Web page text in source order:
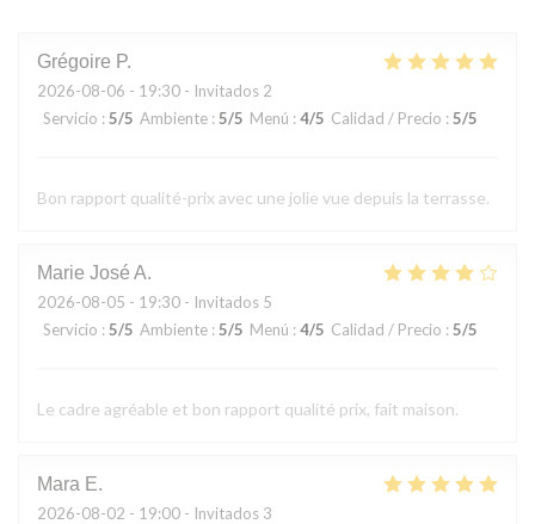
Grégoire P
2026-08-06 - 19:30 - Invitados 2
Servicio : 5/5 Ambiente : 5/5 Menú : 4/5 Calidad / Precio : 5/5
Bon rapport qualité-prix avec une jolie vue depuis la terrasse.
Marie José A
2026-08-05 - 19:30 - Invitados 5
Servicio : 5/5 Ambiente : 5/5 Menú : 4/5 Calidad / Precio : 5/5
Le cadre agréable et bon rapport qualité prix, fait maison.
Mara E
2026-08-02 - 19:00 - Invitados 3